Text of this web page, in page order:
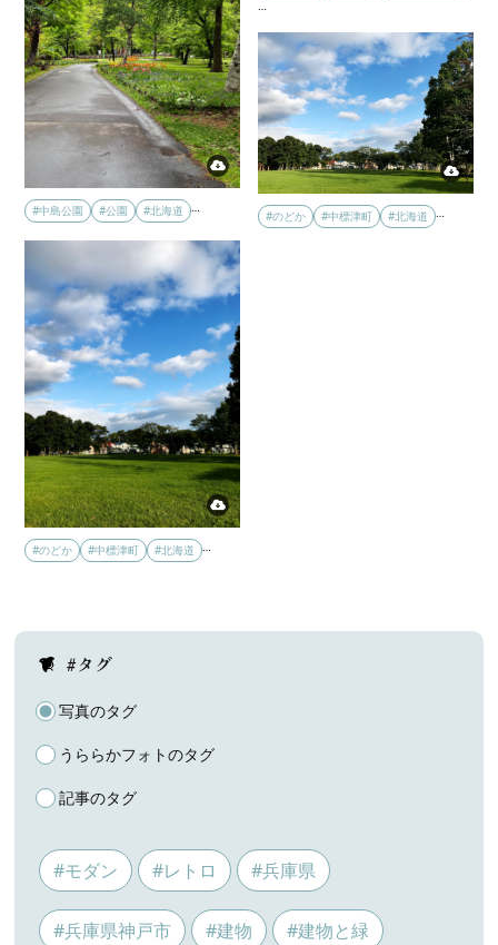
#中島公園 #公園 #北海道 …
#のどか #中標津町 #北海道 …
#のどか #中標津町 #北海道 …
#タグ
写真のタグ
うららかフォトのタグ
記事のタグ
#モダン #レトロ #兵庫県
#兵庫県神戸市 #建物 #建物と緑